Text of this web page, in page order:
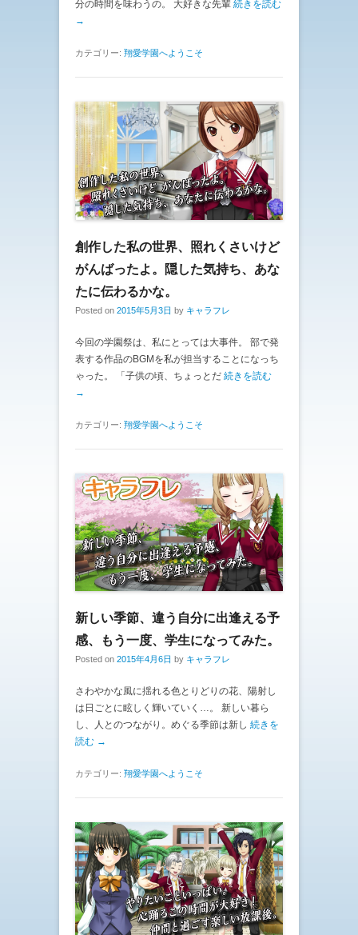
分の時間を味わうの。 大好きな先輩 続きを読む
→
カテゴリー: 翔愛学園へようこそ
創作した私の世界、照れくさいけど
がんばったよ。隠した気持ち、あな
たに伝わるかな。
Posted on 2015年5月3日 by キャラフレ
今回の学園祭は、私にとっては大事件。 部で発
表する作品のBGMを私が担当することになっち
ゃった。 「子供の頃、ちょっとだ 続きを読む
→
カテゴリー: 翔愛学園へようこそ
新しい季節、違う自分に出逢える予
感、もう一度、学生になってみた。
Posted on 2015年4月6日 by キャラフレ
さわやかな風に揺れる色とりどりの花、陽射し
は日ごとに眩しく輝いていく…。 新しい暮ら
し、人とのつながり。めぐる季節は新し 続きを
読む →
カテゴリー: 翔愛学園へようこそ